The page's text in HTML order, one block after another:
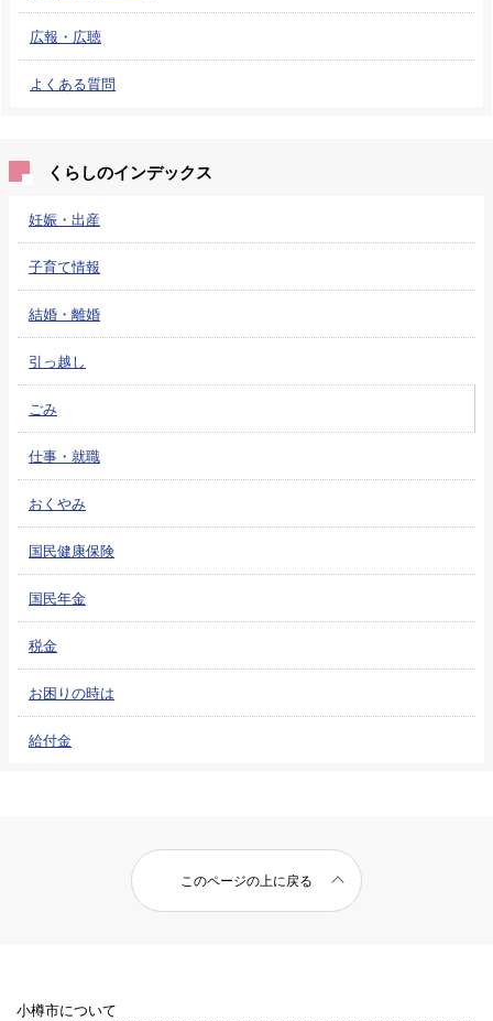
広報・広聴
よくある質問
くらしのインデックス
妊娠・出産
子育て情報
結婚・離婚
引っ越し
ごみ
仕事・就職
おくやみ
国民健康保険
国民年金
税金
お困りの時は
給付金
このページの上に戻る
小樽市について